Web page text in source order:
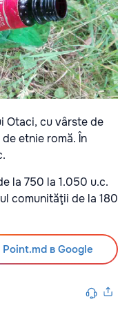
Otaci, cu vârste de
etnie romă. În
la 750 la 1.050 u.c.
comunităţii de la 180
в Google